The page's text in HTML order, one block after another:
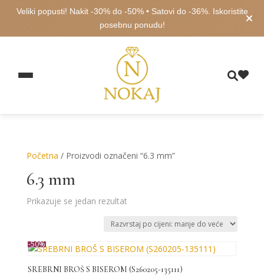
Veliki popusti! Nakit -30% do -50% • Satovi do -36%. Iskoristite
posebnu ponudu!
Početna / Proizvodi označeni “6.3 mm”
6.3 mm
Prikazuje se jedan rezultat
-50%
SREBRNI BROŠ S BISEROM (S260205-135111)